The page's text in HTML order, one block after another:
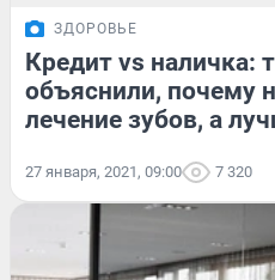
ЗДОРОВЬЕ
Кредит vs наличка:
объяснили, почему
лечение зубов, а
27 января, 2021, 09:00 7 320